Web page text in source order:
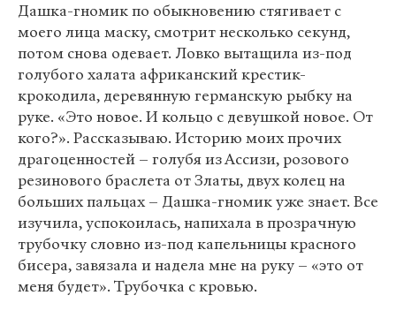
Дашка-гномик по обыкновению стягивает с
моего лица маску, смотрит несколько секунд,
потом снова одевает. Ловко вытащила из-под
голубого халата африканский крестик-
крокодила, деревянную германскую рыбку на
руке. «Это новое. И кольцо с девушкой новое. От
кого?». Рассказываю. Историю моих прочих
драгоценностей – голубя из Ассизи, розового
резинового браслета от Златы, двух колец на
больших пальцах – Дашка-гномик уже знает. Все
изучила, успокоилась, напихала в прозрачную
трубочку словно из-под капельницы красного
бисера, завязала и надела мне на руку – «это от
меня будет». Трубочка с кровью.